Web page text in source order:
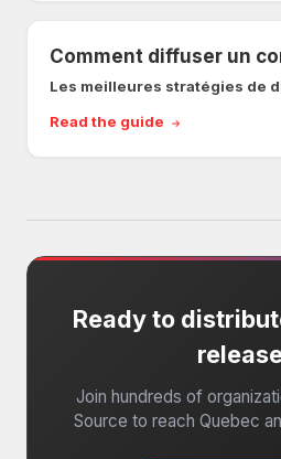
Comment diffuser un
Les meilleures stratégies de
Read the guide
Ready to
Join hundreds of
Source to reach Quebec